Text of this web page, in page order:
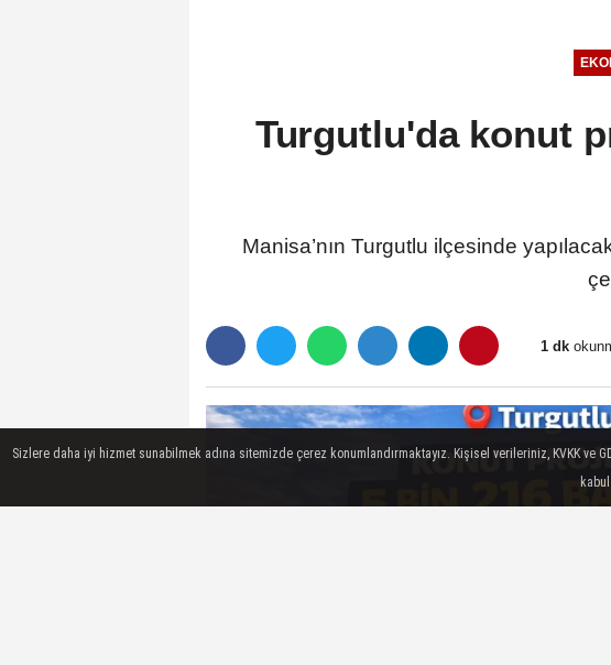
Turgutlu'da konut
Manisa’nın Turgutlu ilçesinde
1 dk
Sizlere daha iyi hizmet sunabilmek adına sitemizde çerez konumlandırmaktayız. Kişisel verileriniz, KVKK ve